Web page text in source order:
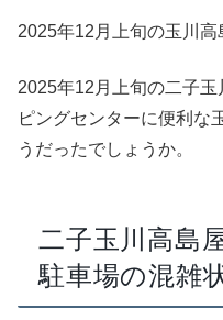
2025年12月上旬の玉川高
2025年12月上旬の二子
ピングセンターに便利な
うだったでしょうか。
二子玉川高島
駐車場の混雑